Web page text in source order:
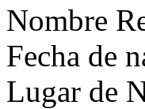
Nombre
Fecha de
Lugar de